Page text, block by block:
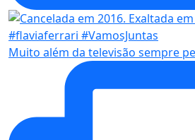
Muito além da televisão sempre